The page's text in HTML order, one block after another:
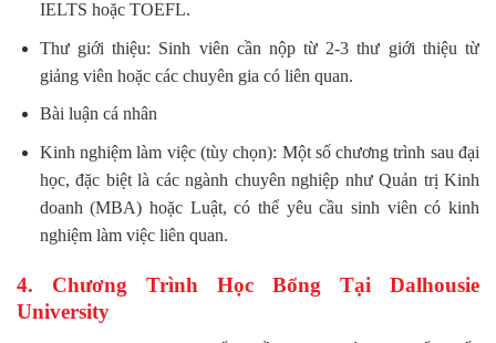
IELTS hoặc TOEFL.
Thư giới thiệu: Sinh viên cần nộp từ 2-3 thư giới thiệu từ
giảng viên hoặc các chuyên gia có liên quan.
Bài luận cá nhân
Kinh nghiệm làm việc (tùy chọn): Một số chương trình sau đại
học, đặc biệt là các ngành chuyên nghiệp như Quản trị Kinh
doanh (MBA) hoặc Luật, có thể yêu cầu sinh viên có kinh
nghiệm làm việc liên quan.
4. Chương Trình Học Bổng Tại Dalhousie
University